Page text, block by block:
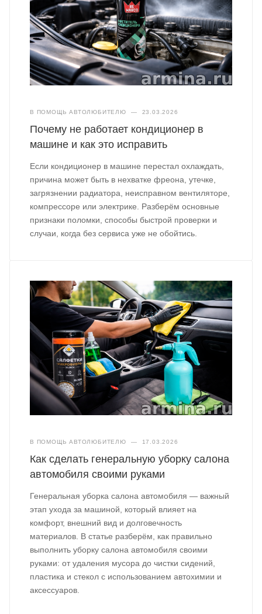
В ПОМОЩЬ АВТОЛЮБИТЕЛЮ — 23.03.2026
Почему не работает кондиционер в
машине и как это исправить
Если кондиционер в машине перестал охлаждать,
причина может быть в нехватке фреона, утечке,
загрязнении радиатора, неисправном вентиляторе,
компрессоре или электрике. Разберём основные
признаки поломки, способы быстрой проверки и
случаи, когда без сервиса уже не обойтись.
В ПОМОЩЬ АВТОЛЮБИТЕЛЮ — 17.03.2026
Как сделать генеральную уборку салона
автомобиля своими руками
Генеральная уборка салона автомобиля — важный
этап ухода за машиной, который влияет на
комфорт, внешний вид и долговечность
материалов. В статье разберём, как правильно
выполнить уборку салона автомобиля своими
руками: от удаления мусора до чистки сидений,
пластика и стекол с использованием автохимии и
аксессуаров.